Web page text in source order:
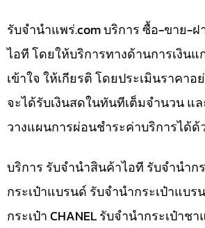
รับจํานําแพร่.com บริการ ซื้อ-ขาย-
ไอที โดยให้บริการทางด้านการเงิน
เข้าใจ ให้เกียรติ โดยประเมินราคาอ
จะได้รับเงินสดในทันทีเต็มจำนวน แ
วางแผนการผ่อนชำระค่าบริการได้ด้
บริการ รับจำนำสินค้าไอที รับจำนำก
กระเป๋าแบรนด์ รับจำนำกระเป๋าแบร
กระเป๋า CHANEL รับจำนำกระเป๋าช